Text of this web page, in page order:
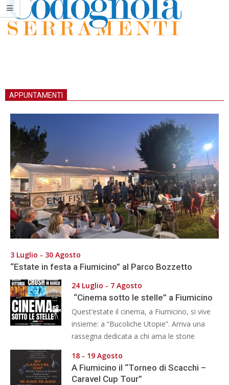
APPUNTAMENTI
3 Luglio - 30 Agosto
“Estate in festa a Fiumicino” al Parco Bozzetto
24 Luglio - 7 Agosto
“Cinema sotto le stelle” a Fiumicino
Quest’estate il cinema, a Fiumicino, si vive
insieme: a “Bucoliche Utopie”. Arriva una
rassegna dedicata a chi ama le storie
18 - 19 Agosto
A Fiumicino il “Torneo di Scacchi –
Caravel Cup Tour”